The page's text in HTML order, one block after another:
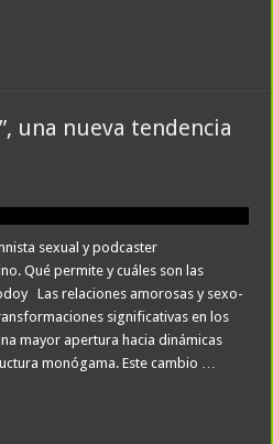
una nueva tendencia
sexual y podcaster
Qué permite y cuáles son las
Las relaciones amorosas y sexo-
significativas en los
mayor apertura hacia dinámicas
monógama. Este cambio …